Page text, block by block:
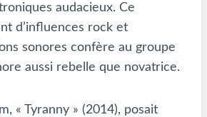
audacieux. Ce
d’influences rock et
sonores confère au groupe
aussi rebelle que novatrice.
« Tyranny » (2014), posait